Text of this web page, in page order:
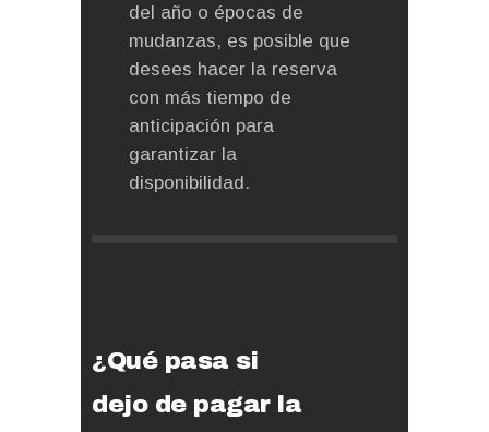
del año o épocas de
mudanzas, es posible que
desees hacer la reserva
con más tiempo de
anticipación para
garantizar la
disponibilidad.
¿Qué pasa si
dejo de pagar la